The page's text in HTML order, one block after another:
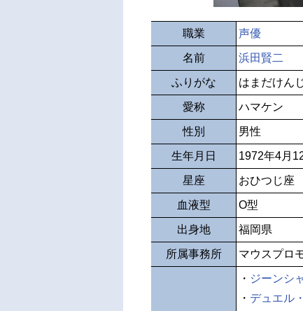
職業 声優
名前 浜田賢二
ふりがな はまだけん
愛称 ハマケン
性別 男性
生年月日 1972年4月
星座 おひつじ座
血液型 O型
出身地 福岡県
所属事務所 マウスプロ
・ ジーンシ
・ デュエル